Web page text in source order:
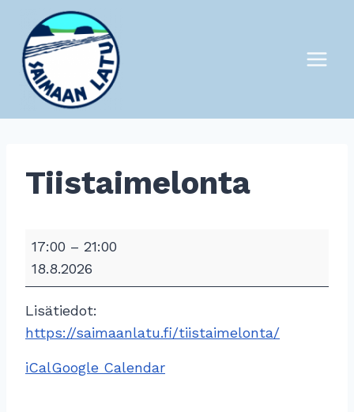
sisältöön
Tiistaimelonta
T
i
s
t
i
17:00 – 21:00
18.8.2026
Lisätiedot:
https://saimaanlatu.fi/tiistaimelonta/
iCalGoogle Calendar